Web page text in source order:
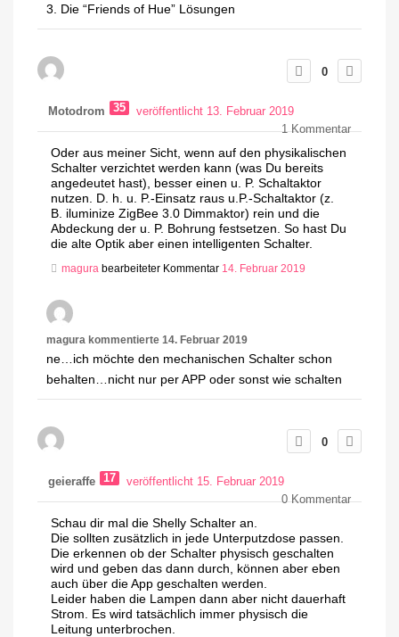
3. Die “Friends of Hue” Lösungen
0
Motodrom 35
veröffentlicht 13. Februar 2019
1Kommentar
Oder aus meiner Sicht, wenn auf den physikalischen
Schalter verzichtet werden kann (was Du bereits
angedeutet hast), besser einen u. P. Schaltaktor
nutzen. D. h. u. P.-Einsatz raus u.P.-Schaltaktor (z.
B. iluminize ZigBee 3.0 Dimmaktor) rein und die
Abdeckung der u. P. Bohrung festsetzen. So hast Du
die alte Optik aber einen intelligenten Schalter.
magura bearbeiteter Kommentar 14. Februar 2019
magura kommentierte 14. Februar 2019
ne…ich möchte den mechanischen Schalter schon
behalten…nicht nur per APP oder sonst wie schalten
0
geieraffe 17
veröffentlicht 15. Februar 2019
0Kommentar
Schau dir mal die Shelly Schalter an.
Die sollten zusätzlich in jede Unterputzdose passen.
Die erkennen ob der Schalter physisch geschalten
wird und geben das dann durch, können aber eben
auch über die App geschalten werden.
Leider haben die Lampen dann aber nicht dauerhaft
Strom. Es wird tatsächlich immer physisch die
Leitung unterbrochen.